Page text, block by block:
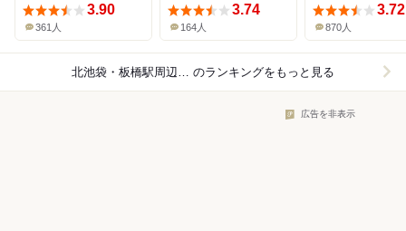
3.90
361人
3.74
164人
3.72
870人
のランキングをもっと見る
広告を非表示